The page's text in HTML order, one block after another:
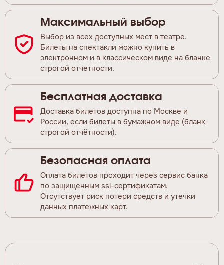
Максимальный выбор
Выбор из всех доступных мест в театре.
Билеты на спектакли можно купить в
электронном и в классическом виде на бланке
строгой отчетности.
Бесплатная доставка
Доставка билетов доступна по Москве и
России, если билеты в бумажном виде (бланк
строгой отчётности).
Безопасная оплата
Оплата билетов проходит через сервис банка
по защищенным ssl-сертификатам.
Отсутствует риск потери средств и утечки
данных платежных карт.